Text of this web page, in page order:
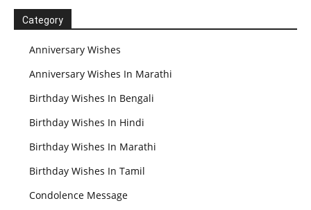
Category
Anniversary Wishes
Anniversary Wishes In Marathi
Birthday Wishes In Bengali
Birthday Wishes In Hindi
Birthday Wishes In Marathi
Birthday Wishes In Tamil
Condolence Message